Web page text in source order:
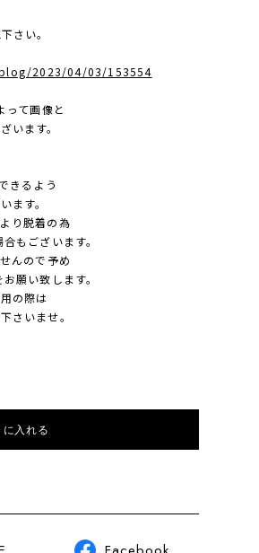
さい。
2023/04/03/153554
って画像と
ます。
きるよう
す。
り脱着の為
もございます。
んので予め
願い致します。
の際は
いませ。
に入れる